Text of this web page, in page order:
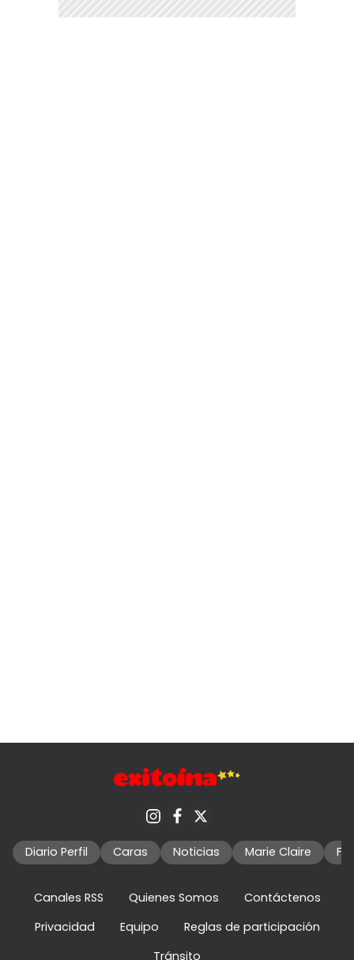
Diario Perfil Caras Noticias Marie Claire
Canales RSS Quienes Somos
Contáctenos
Privacidad
Equipo
Reglas de participación
Tránsito